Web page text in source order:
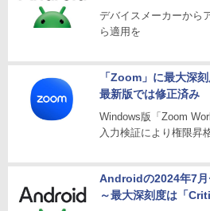
デバイスメーカーから
ら適用を
「Zoom」に最大深
最新版では修正済み
Windows版「Zoom
入力検証により権限昇
Androidの2024年7月
～最大深刻度は「